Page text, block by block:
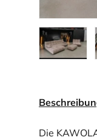
Bild 10 in
Die